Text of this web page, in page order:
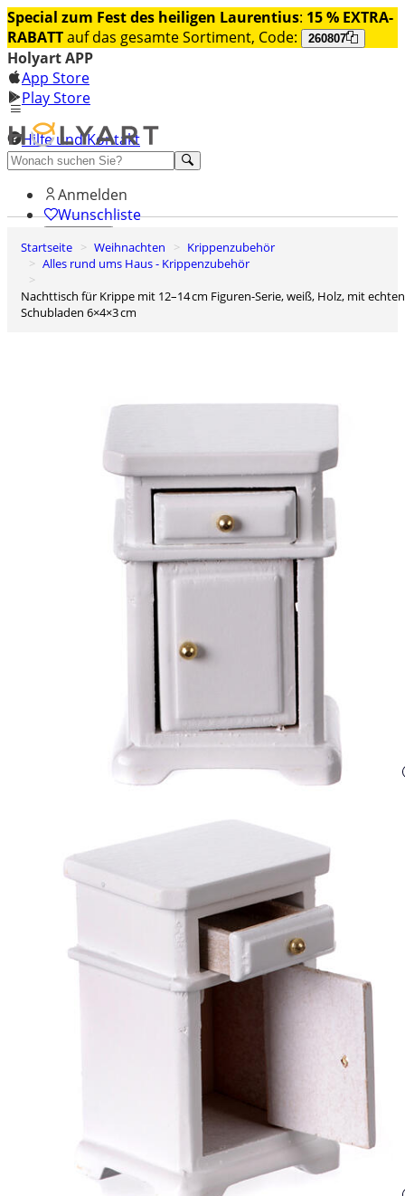
Special zum Fest des heiligen Laurentius: 15 % EXTRA-
RABATTauf das gesamte Sortiment, Code: 260807
Holyart APP
App Store
Play Store
Hilfe und Kontakt
Entdecken Sie Premium
Anmelden
Wunschliste
0
Warenkorb
Startseite Weihnachten
Krippenzubehör
Alles rund ums Haus - Krippenzubehör
Nachttisch für Krippe mit 12–14 cm Figuren-Serie, weiß, Holz, mit echten
Schubladen 6×4×3 cm